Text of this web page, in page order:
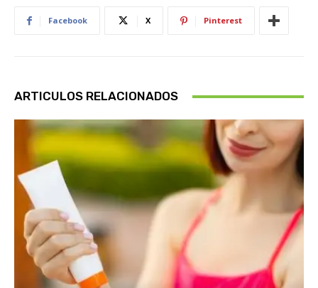
Facebook X Pinterest
ARTICULOS RELACIONADOS